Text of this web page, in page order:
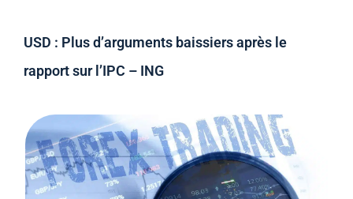
USD : Plus d’arguments baissiers après le
rapport sur l’IPC – ING